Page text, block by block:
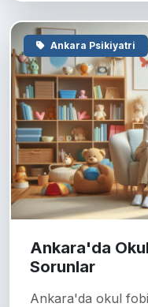
Ankara Psikiyatri
Ankara'da
Sorunlar
Ankara'da okul